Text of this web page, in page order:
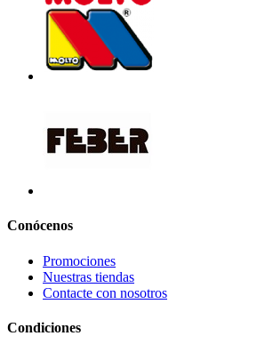
Conócenos
Promociones
Nuestras tiendas
Contacte con nosotros
Condiciones